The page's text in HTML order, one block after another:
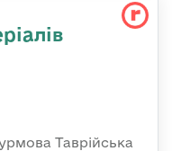
Таврійська